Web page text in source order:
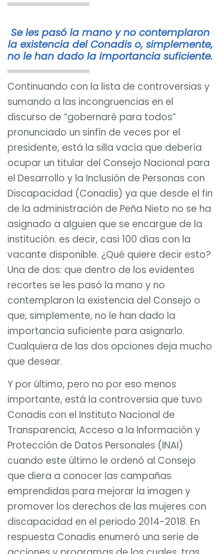
Se les pasó la mano y no contemplaron
la existencia del Conadis o, simplemente,
no le han dado la importancia suficiente.
Continuando con la lista de controversias y
sumando a las incongruencias en el
discurso de “gobernaré para todos”
pronunciado un sinfín de veces por el
presidente, está la silla vacía que debería
ocupar un titular del Consejo Nacional para
el Desarrollo y la Inclusión de Personas con
Discapacidad (Conadis) ya que desde el fin
de la administración de Peña Nieto no se ha
asignado a alguien que se encargue de la
institución. es decir, casi 100 días con la
vacante disponible. ¿Qué quiere decir esto?
Una de dos: que dentro de los evidentes
recortes se les pasó la mano y no
contemplaron la existencia del Consejo o
que, simplemente, no le han dado la
importancia suficiente para asignarlo.
Cualquiera de las dos opciones deja mucho
que desear.
Y por último, pero no por eso menos
importante, está la controversia que tuvo
Conadis con el Instituto Nacional de
Transparencia, Acceso a la Información y
Protección de Datos Personales (INAI)
cuando este último le ordenó al Consejo
que diera a conocer las campañas
emprendidas para mejorar la imagen y
promover los derechos de las mujeres con
discapacidad en el periodo 2014-2018. En
respuesta Conadis enumeró una serie de